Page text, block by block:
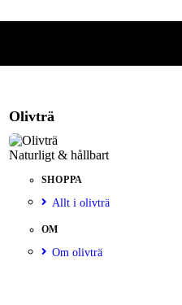
Olivträ
Naturligt & hållbart
SHOPPA
Allt i olivträ
OM
Om olivträ